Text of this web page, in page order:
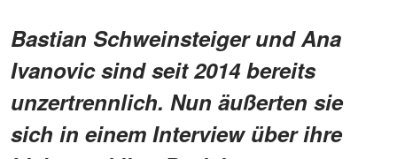
Bastian Schweinsteiger und Ana
Ivanovic sind seit 2014 bereits
unzertrennlich. Nun äußerten sie
sich in einem Interview über ihre